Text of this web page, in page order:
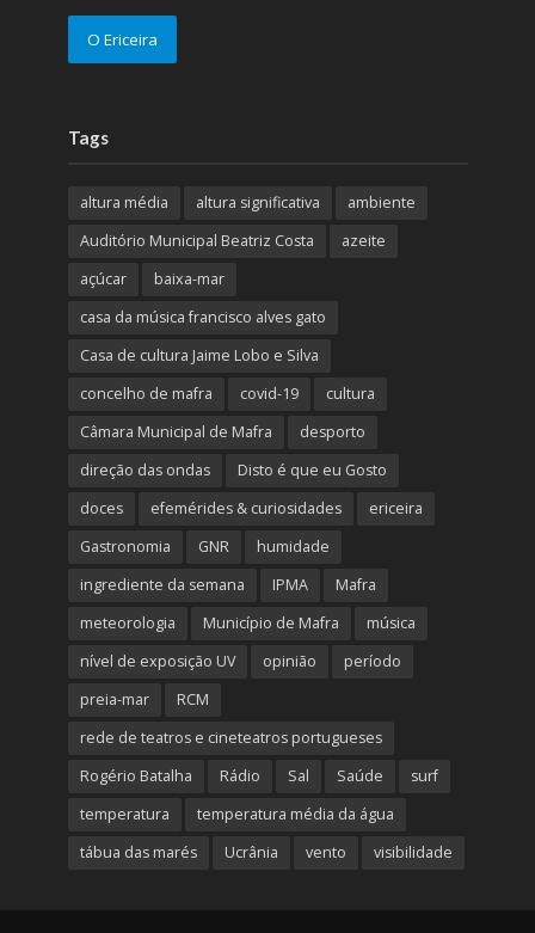
O Ericeira
Tags
altura média altura significativa
ambiente
Auditório Municipal Beatriz Costa
azeite
açúcar
baixa-mar
casa da música francisco alves gato
Casa de cultura Jaime Lobo e Silva
concelho de mafra
covid-19
cultura
Câmara Municipal de Mafra
desporto
direção das ondas
Disto é que eu Gosto
doces
efemérides & curiosidades
ericeira
Gastronomia
GNR
humidade
ingrediente da semana
IPMA
Mafra
meteorologia
Município de Mafra
música
nível de exposição UV
opinião
período
preia-mar
RCM
rede de teatros e cineteatros portugueses
Rogério Batalha
Rádio Sal Saúde
surf
temperatura
temperatura média da água
tábua das marés
Ucrânia vento visibilidade